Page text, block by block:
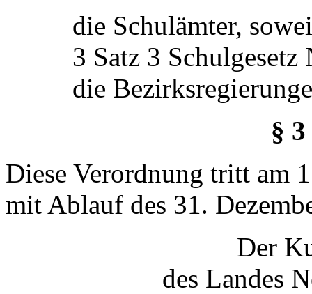
die Schulämter,
3 Satz 3
die
§
Diese Verordnung tritt am
mit Ablauf des 31.
Der
des Landes